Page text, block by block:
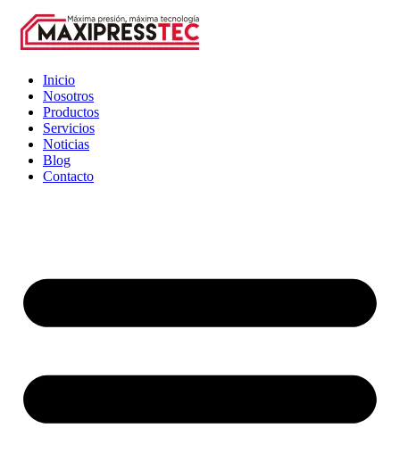
Inicio
Nosotros
Productos
Servicios
Noticias
Blog
Contacto